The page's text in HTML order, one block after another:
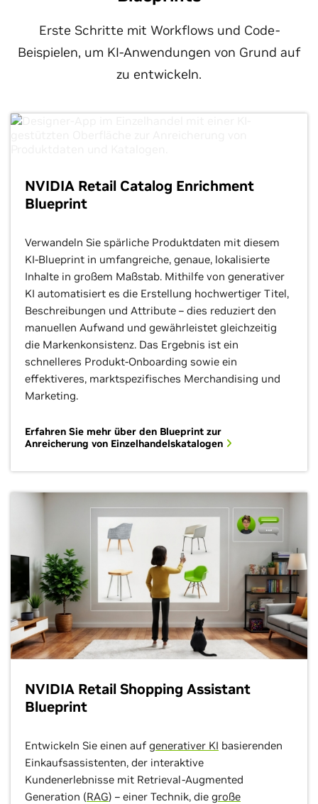
Erste Schritte mit Workflows und Code-
Beispielen, um KI-Anwendungen von Grund auf
zu entwickeln.
NVIDIA Retail Catalog Enrichment
Blueprint
Verwandeln Sie spärliche Produktdaten mit diesem
KI-Blueprint in umfangreiche, genaue, lokalisierte
Inhalte in großem Maßstab. Mithilfe von generativer
KI automatisiert es die Erstellung hochwertiger Titel,
Beschreibungen und Attribute – dies reduziert den
manuellen Aufwand und gewährleistet gleichzeitig
die Markenkonsistenz. Das Ergebnis ist ein
schnelleres Produkt-Onboarding sowie ein
effektiveres, marktspezifisches Merchandising und
Marketing.
Erfahren Sie mehr über den Blueprint zur
Anreicherung von Einzelhandelskatalogen
NVIDIA Retail Shopping Assistant
Blueprint
Entwickeln Sie einen auf generativer KI basierenden
Einkaufsassistenten, der interaktive
Kundenerlebnisse mit Retrieval-Augmented
Generation (RAG) – einer Technik, die große